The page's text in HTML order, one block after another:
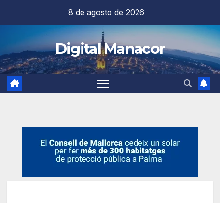
contenido
8 de agosto de 2026
Digital Manacor